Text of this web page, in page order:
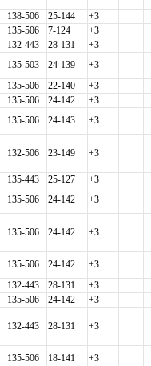
138-506 25-144
+3
135-506 7-124
+3
132-443 28-131
+3
135-503 24-139
+3
135-506 22-140
+3
135-506 24-142
+3
135-506 24-143 +3
132-506 23-149 +3
135-443 25-127
+3
135-506 24-142 +3
135-506 24-142 +3
135-506 24-142
+3
132-443 28-131
+3
135-506 24-142 +3
132-443 28-131 +3
135-506 18-141 +3